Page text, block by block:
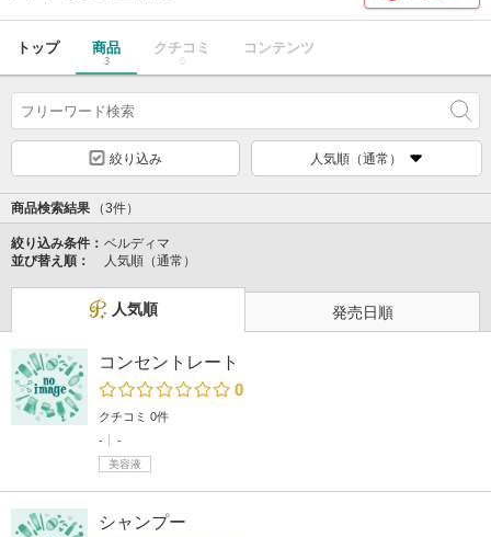
トップ 商品
3
クチコミ
0
コンテンツ
絞り込み 人気順（通常）
商品検索結果 （3件）
絞り込み条件： ベルディマ
並び替え順：
人気順（通常）
人気順 発売日順
コンセントレート
0
クチコミ 0件
-
-
美容液
シャンプー